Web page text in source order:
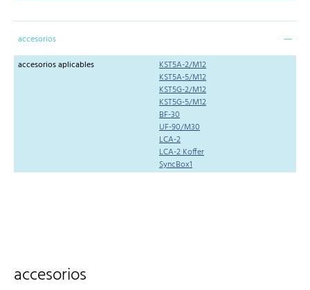
accesorios
accesorios aplicables
KST5A-2/M12
KST5A-5/M12
KST5G-2/M12
KST5G-5/M12
BF-30
UF-90/M30
LCA-2
LCA-2 Koffer
SyncBox1
accesorios